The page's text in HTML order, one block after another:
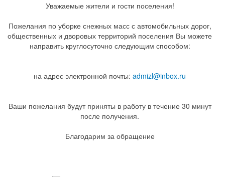
Уважаемые жители и гости поселения!
Пожелания по уборке снежных масс с автомобильных дорог,
общественных и дворовых территорий поселения Вы можете
направить круглосуточно следующим способом:
на адрес электронной почты: admizl@inbox.ru
Ваши пожелания будут приняты в работу в течение 30 минут
после получения.
Благодарим за обращение